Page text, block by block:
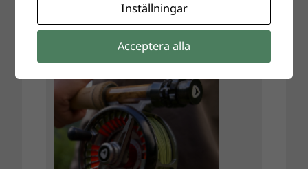
Inställningar
Acceptera alla